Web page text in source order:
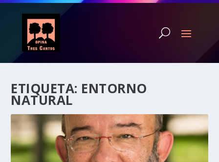
ETIQUETA: ENTORNO
NATURAL